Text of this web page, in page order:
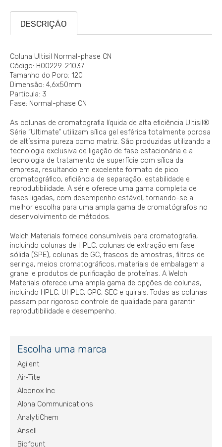
DESCRIÇÃO
Coluna Ultisil Normal-phase CN
Código: H00229-21037
Tamanho do Poro: 120
Dimensão: 4,6x50mm
Particula: 3
Fase: Normal-phase CN
As colunas de cromatografia líquida de alta eficiência Ultisil®
Série “Ultimate” utilizam sílica gel esférica totalmente porosa
de altíssima pureza como matriz. São produzidas utilizando a
tecnologia exclusiva de ligação de fase estacionária e a
tecnologia de tratamento de superfície com sílica da
empresa, resultando em excelente formato de pico
cromatográfico, eficiência de separação, estabilidade e
reprodutibilidade. A série oferece uma gama completa de
fases ligadas, com desempenho estável, tornando-se a
melhor escolha para uma ampla gama de cromatógrafos no
desenvolvimento de métodos.
Welch Materials fornece consumíveis para cromatografia,
incluindo colunas de HPLC, colunas de extração em fase
sólida (SPE), colunas de GC, frascos de amostras, filtros de
seringa, meios cromatográficos, materiais de embalagem a
granel e produtos de purificação de proteínas. A Welch
Materials oferece uma ampla gama de opções de colunas,
incluindo HPLC, UHPLC, GPC, SEC e quirais. Todas as colunas
passam por rigoroso controle de qualidade para garantir
reprodutibilidade e desempenho.
Escolha uma marca
Agilent
Air-Tite
Alconox Inc
Alpha Communications
AnalytiChem
Ansell
Biofount